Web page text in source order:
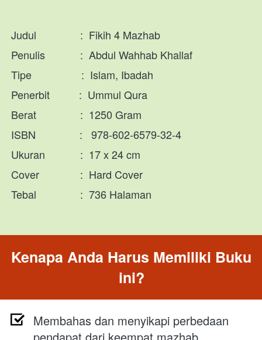
Judul               :  Fikih 4 Mazhab
Penulis            : Abdul Wahhab Khallaf
Tipe                 :  Islam, Ibadah
Penerbit          :  Ummul Qura
Berat               :  1250 Gram
ISBN               : 978-602-6579-32-4
Ukuran            :  17 x 24 cm
Cover              :  Hard Cover
Tebal               :  736 Halaman
Kenapa Anda Harus Memiliki Buku
ini?
Membahas dan menyikapi perbedaan